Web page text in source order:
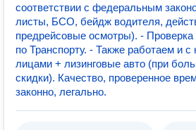
соответствии с федеральным
листы, БСО, бейдж водителя,
предрейсовые осмотры). - Проверка
по Транспорту. - Также работаем и
лицами + лизинговые авто (при
скидки). Качество, проверенное
законно, легально.